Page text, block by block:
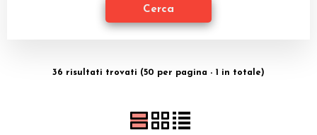
36 risultati trovati (50 per pagina - 1 in totale)